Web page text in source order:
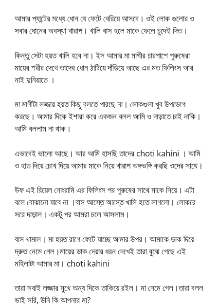
আমার প্যান্টের মধ্যে ধোন যে ফেটে বেরিয়ে আসবে। ওই লোক গুলোর ও
সবার ধোনের অবস্থা খারাপ। খালি বাস হলে মাকে ফেলে চুদেই দিত।
কিন্তু সেটা হয়ত খালি হবে না। ইস আমার মা মাগীর চারপাশে পুরুষেরা
মায়ের শরীর দেখে তাদের ধোন ঠাটিয়ে দাঁড়িয়ে আছে এর মত ফিলিংস আর
নাই দুনিয়াতে ।
মা মাগীটা লজ্জায় হয়ত কিছু বলতে পারছে না। লোকগুলা খুব উপভোগ
করছে। আমার দিকে ইশারা করে একজন বলল আমি ও দাড়াতে চাই নাকি।
আমি বললাম না থাক।
এভাবেই ভালো আছে। আর আমি হাসছি তাদের choti kahini । আমি
ও হাত দিয়ে চোখ দিয়ে আমার মাকে নিয়ে খারাপ অঙ্গভঙ্গি করছি ওদের সাথে।
উফ এই রিয়েল নোংরামি এর ফিলিংস পর পুরুষের সাথে মাকে নিয়ে। এটা
বলে বোঝানো যাবে না ।বাস আস্তে আস্তে খালি হতে লাগলো। লোকরে
সরে দাড়াল। একটু পর আমরা চলে আসলাম।
বাস থামাল। মা হয়ত রাগে ফেটে যাচ্ছে আমার উপর। আমাকে ডাক দিয়ে
দ্রুত নেমে গেল।মায়ের ডাক দেয়ার ধরন দেখেই তারা বুঝে গেছে এই
মহিলাটা আমার মা। choti kahini
তারা সবাই লজ্জার মুখে অন্য দিকে তাকিয়ে রইল। মা নেমে গেল।তারা বলল
ভাই সরি, উনি কি আপনার মা?